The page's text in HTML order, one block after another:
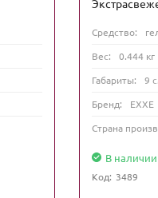
Средство:
Вес:
0.444 кг
Габариты:
9
Бренд:
EXXE
Страна
В наличии
Код: 3489